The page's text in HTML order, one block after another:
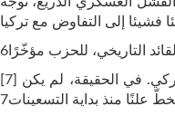
التاريخي، للحزب مؤخّرًا6
[7] في الحقيقة، لم يكن
علنًا منذ بداية التسعينات7